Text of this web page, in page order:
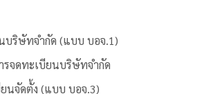
บริษัทจำกัด (แบบ บอจ.1)
รจดทะเบียนบริษัทจำกัด
นจัดตั้ง (แบบ บอจ.3)